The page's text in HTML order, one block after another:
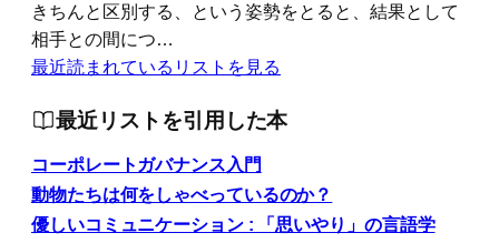
きちんと区別する、という姿勢をとると、結果として
相手との間につ…
最近読まれているリストを見る
最近リストを引用した本
コーポレートガバナンス入門
動物たちは何をしゃべっているのか？
優しいコミュニケーション : 「思いやり」の言語学